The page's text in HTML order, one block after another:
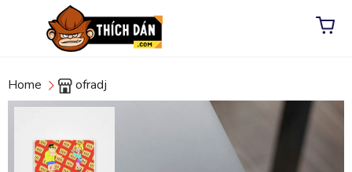
Home ofradj